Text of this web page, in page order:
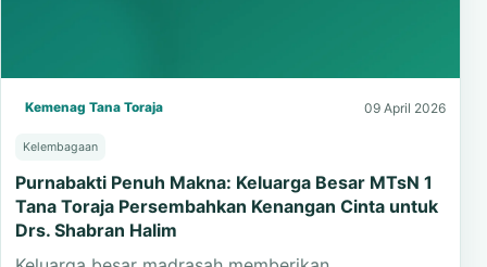
Kemenag Tana Toraja 09 April 2026
Kelembagaan
Purnabakti Penuh Makna: Keluarga Besar MTsN 1